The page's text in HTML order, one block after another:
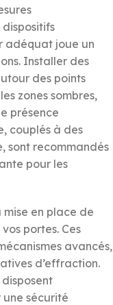
adéquat joue un
Installer des
des points
zones sombres,
présence
couplés à des
sont recommandés
pour les
en place de
portes. Ces
avancés,
d’effraction.
sécurité